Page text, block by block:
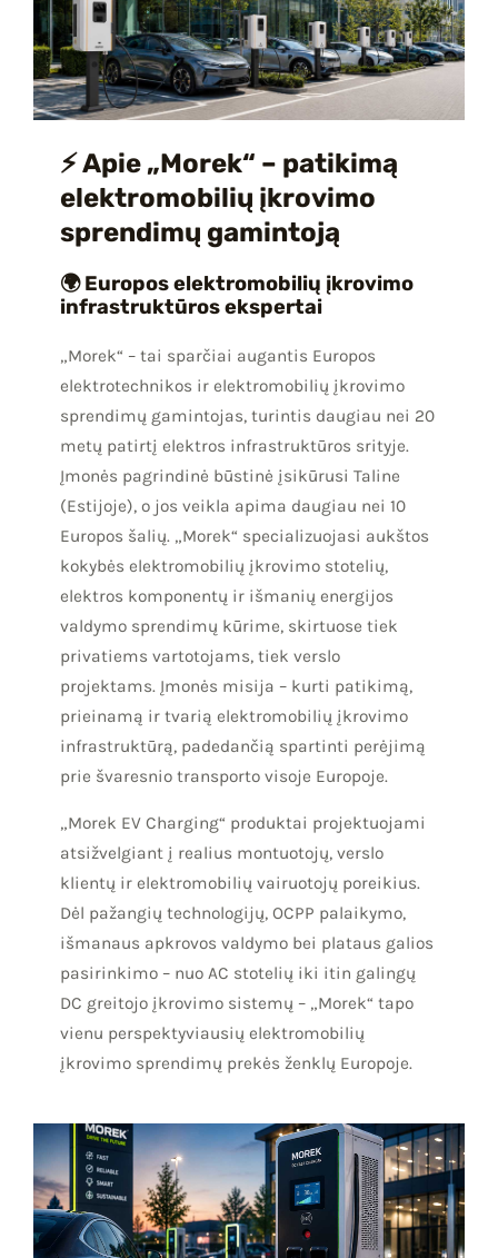
⚡ Apie „Morek“ – patikimą
elektromobilių įkrovimo
sprendimų gamintoją
🌍 Europos elektromobilių įkrovimo
infrastruktūros ekspertai
„Morek“ – tai sparčiai augantis Europos
elektrotechnikos ir elektromobilių įkrovimo
sprendimų gamintojas, turintis daugiau nei 20
metų patirtį elektros infrastruktūros srityje.
Įmonės pagrindinė būstinė įsikūrusi Taline
(Estijoje), o jos veikla apima daugiau nei 10
Europos šalių. „Morek“ specializuojasi aukštos
kokybės elektromobilių įkrovimo stotelių,
elektros komponentų ir išmanių energijos
valdymo sprendimų kūrime, skirtuose tiek
privatiems vartotojams, tiek verslo
projektams. Įmonės misija – kurti patikimą,
prieinamą ir tvarią elektromobilių įkrovimo
infrastruktūrą, padedančią spartinti perėjimą
prie švaresnio transporto visoje Europoje.
„Morek EV Charging“ produktai projektuojami
atsižvelgiant į realius montuotojų, verslo
klientų ir elektromobilių vairuotojų poreikius.
Dėl pažangių technologijų, OCPP palaikymo,
išmanaus apkrovos valdymo bei plataus galios
pasirinkimo – nuo AC stotelių iki itin galingų
DC greitojo įkrovimo sistemų – „Morek“ tapo
vienu perspektyviausių elektromobilių
įkrovimo sprendimų prekės ženklų Europoje.